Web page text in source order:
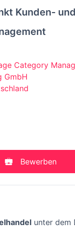
Kunden- und
Category
GmbH
Bewerben
unter dem